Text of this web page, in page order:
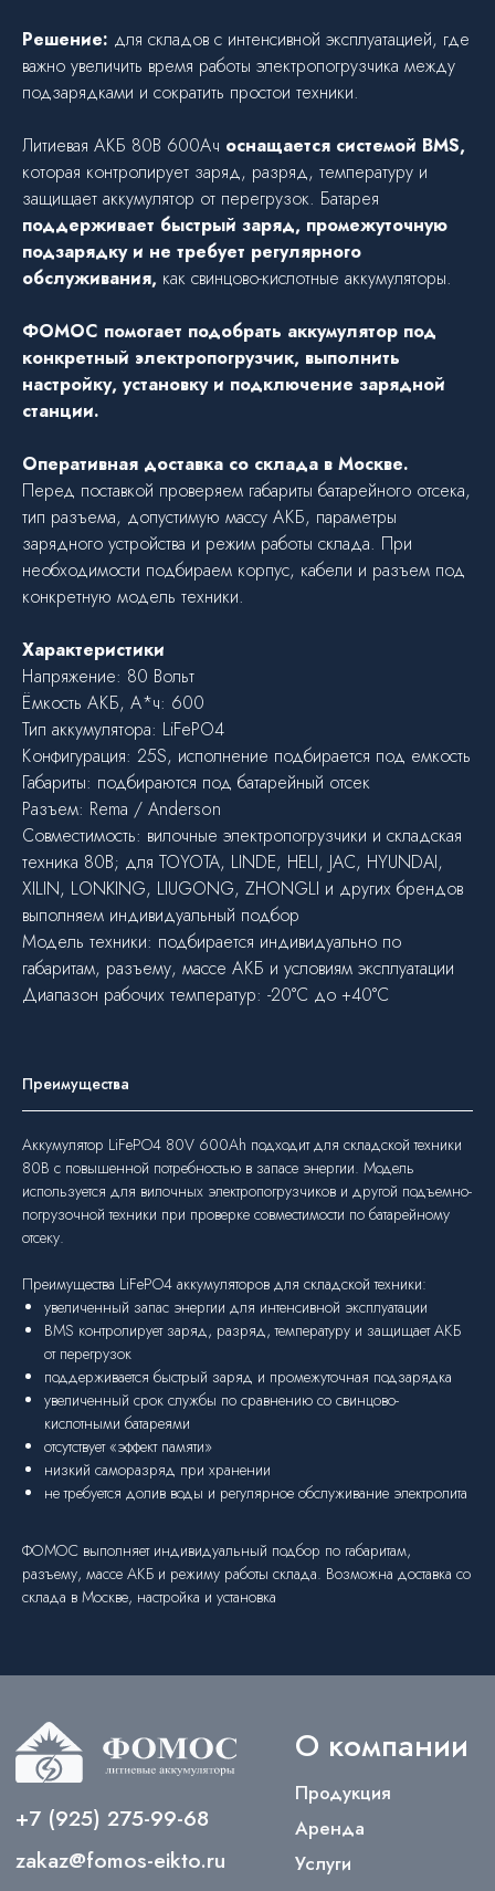
Решение: для складов с интенсивной эксплуатацией, где
важно увеличить время работы электропогрузчика между
подзарядками и сократить простои техники.
Литиевая АКБ 80В 600Ач оснащается системой BMS,
которая контролирует заряд, разряд, температуру и
защищает аккумулятор от перегрузок. Батарея
поддерживает быстрый заряд, промежуточную
подзарядку и не требует регулярного
обслуживания, как свинцово-кислотные аккумуляторы.
ФОМОС помогает подобрать аккумулятор под
конкретный электропогрузчик, выполнить
настройку, установку и подключение зарядной
станции.
Оперативная доставка со склада в Москве.
Перед поставкой проверяем габариты батарейного отсека,
тип разъема, допустимую массу АКБ, параметры
зарядного устройства и режим работы склада. При
необходимости подбираем корпус, кабели и разъем под
конкретную модель техники.
Характеристики
Напряжение: 80 Вольт
Ёмкость АКБ, А*ч: 600
Тип аккумулятора: LiFePO4
Конфигурация: 25S, исполнение подбирается под емкость
Габариты: подбираются под батарейный отсек
Разъем: Rema / Anderson
Совместимость: вилочные электропогрузчики и складская
техника 80В; для TOYOTA, LINDE, HELI, JAC, HYUNDAI,
XILIN, LONKING, LIUGONG, ZHONGLI и других брендов
выполняем индивидуальный подбор
Модель техники: подбирается индивидуально по
габаритам, разъему, массе АКБ и условиям эксплуатации
Диапазон рабочих температур: -20°C до +40°C
Преимущества
Аккумулятор LiFePO4 80V 600Ah подходит для складской техники
80В с повышенной потребностью в запасе энергии. Модель
используется для вилочных электропогрузчиков и другой подъемно-
погрузочной техники при проверке совместимости по батарейному
отсеку.
Преимущества LiFePO4 аккумуляторов для складской техники:
увеличенный запас энергии для интенсивной эксплуатации
BMS контролирует заряд, разряд, температуру и защищает АКБ
от перегрузок
поддерживается быстрый заряд и промежуточная подзарядка
увеличенный срок службы по сравнению со свинцово-
кислотными батареями
отсутствует «эффект памяти»
низкий саморазряд при хранении
не требуется долив воды и регулярное обслуживание электролита
ФОМОС выполняет индивидуальный подбор по габаритам,
разъему, массе АКБ и режиму работы склада. Возможна доставка со
склада в Москве, настройка и установка
О компании
+7 (925) 275-99-68
д19, пом 55/1
Продукция
Аренда
Статьи
© 2025 OOO “ФОМОС”
Все права защищены. Любое копирование
материаллов с сайта запрещено
Отчет о проведении
специальной оценки условий
труда
Политика конфиденциальности